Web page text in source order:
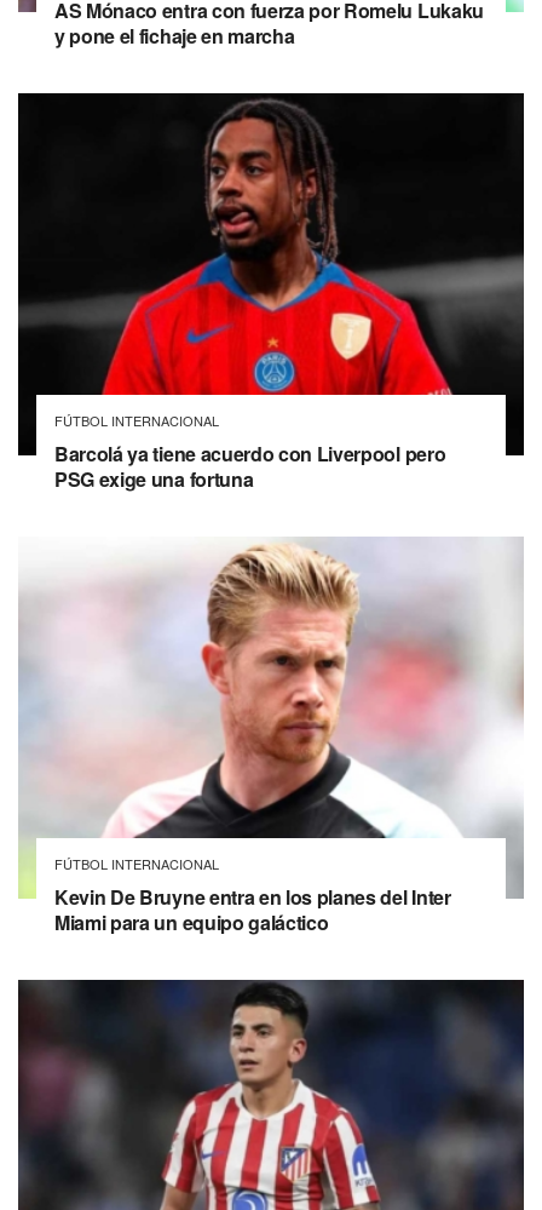
AS Mónaco entra con fuerza por Romelu Lukaku
y pone el fichaje en marcha
FÚTBOL INTERNACIONAL
Barcolá ya tiene acuerdo con Liverpool pero
PSG exige una fortuna
FÚTBOL INTERNACIONAL
Kevin De Bruyne entra en los planes del Inter
Miami para un equipo galáctico